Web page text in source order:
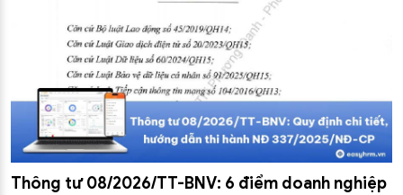
Thông tư 08/2026/TT-BNV: 6 điểm doanh nghiệp